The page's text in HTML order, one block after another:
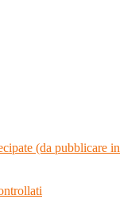
(da pubblicare in